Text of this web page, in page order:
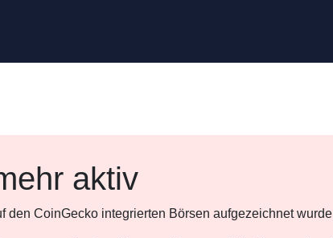
aktiv
CoinGecko integrierten Börsen aufgezeichnet wurde